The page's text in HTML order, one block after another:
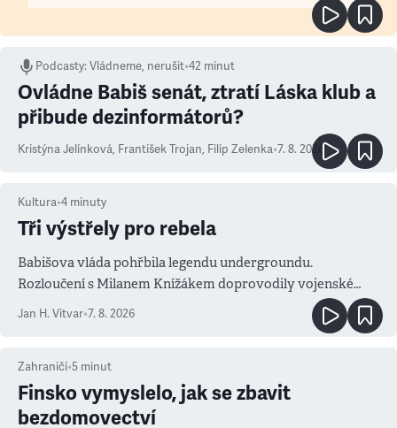
Podcasty:Vládneme, nerušit•42 minut
Ovládne Babiš senát, ztratí Láska klub a
přibude dezinformátorů?
Kristýna Jelínková, František Trojan, Filip Zelenka•7. 8. 2026
Kultura•4 minuty
Tři výstřely pro rebela
Babišova vláda pohřbila legendu undergroundu.
Rozloučení s Milanem Knížákem doprovodily vojenské
salvy i kritika pokrokářů
Jan H. Vitvar•7. 8. 2026
Zahraničí•5 minut
Finsko vymyslelo, jak se zbavit
bezdomovectví